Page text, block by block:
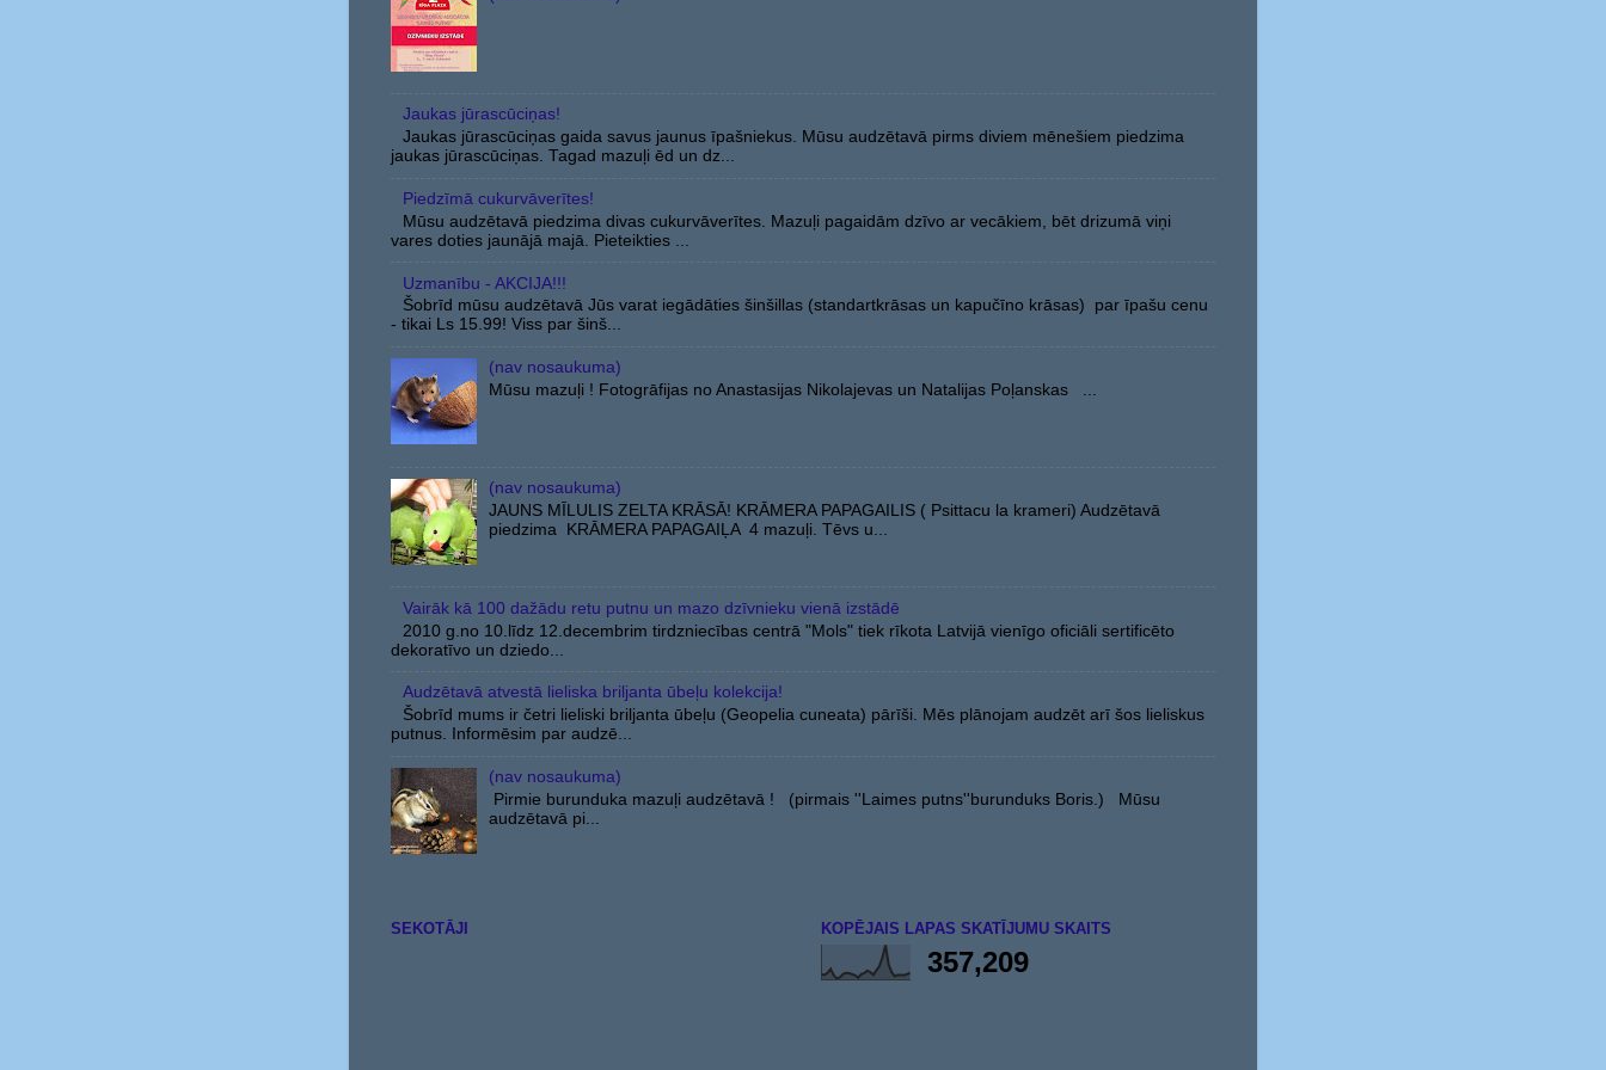
Jaukas jūrascūciņas!
Jaukas jūrascūciņas gaida savus jaunus īpašniekus. Mūsu audzētavā pirms diviem mēnešiem piedzima
jaukas jūrascūciņas. Tagad mazuļi ēd un dz...
Piedzīmā cukurvāverītes!
Mūsu audzētavā piedzima divas cukurvāverītes. Mazuļi pagaidām dzīvo ar vecākiem, bēt drizumā viņi
vares doties jaunājā majā. Pieteikties ...
Uzmanību - AKCIJA!!!
Šobrīd mūsu audzētavā Jūs varat iegādāties šinšillas (standartkrāsas un kapučīno krāsas) par īpašu cenu
- tikai Ls 15.99! Viss par šinš...
(nav nosaukuma)
Mūsu mazuļi ! Fotogrāfijas no Anastasijas Nikolajevas un Natalijas Poļanskas ...
(nav nosaukuma)
JAUNS MĪLULIS ZELTA KRĀSĀ! KRĀMERA PAPAGAILIS ( Psittacu la krameri) Audzētavā
piedzima KRĀMERA PAPAGAIĻA 4 mazuļi. Tēvs u...
Vairāk kā 100 dažādu retu putnu un mazo dzīvnieku vienā izstādē
2010 g.no 10.līdz 12.decembrim tirdzniecības centrā "Mols" tiek rīkota Latvijā vienīgo oficiāli sertificēto
dekoratīvo un dziedo...
Audzētavā atvestā lieliska briljanta ūbeļu kolekcija!
Šobrīd mums ir četri lieliski briljanta ūbeļu (Geopelia cuneata) pārīši. Mēs plānojam audzēt arī šos lieliskus
putnus. Informēsim par audzē...
(nav nosaukuma)
Pirmie burunduka mazuļi audzētavā ! (pirmais ''Laimes putns''burunduks Boris.) Mūsu
audzētavā pi...
SEKOTĀJI KOPĒJAIS LAPAS SKATĪJUMU SKAITS
357,209